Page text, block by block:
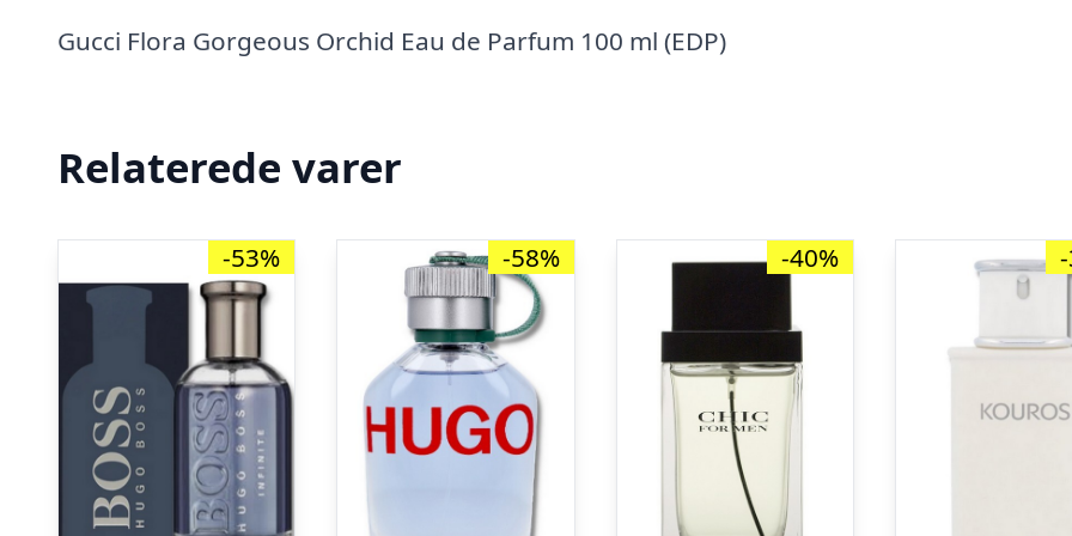
Gucci Flora Gorgeous Orchid Eau de Parfum 100 ml (EDP)
Relaterede varer
-53% -58% -40%